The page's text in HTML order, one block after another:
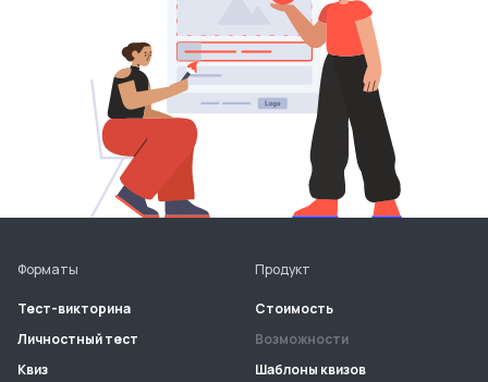
Форматы
Тест-викторина
Личностный тест
Квиз
Продукт
Стоимость
Возможности
Шаблоны квизов